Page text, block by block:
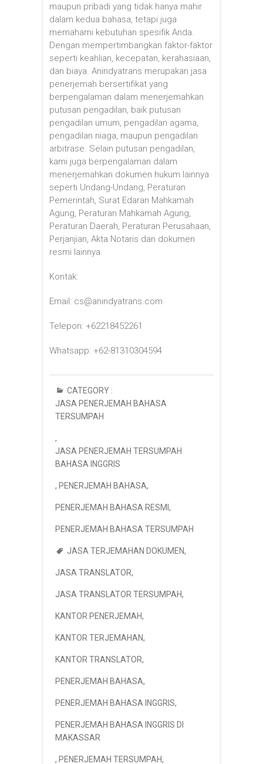
maupun pribadi yang tidak hanya mahir
dalam kedua bahasa, tetapi juga
memahami kebutuhan spesifik Anda.
Dengan mempertimbangkan faktor-faktor
seperti keahlian, kecepatan, kerahasiaan,
dan biaya. Anindyatrans merupakan jasa
penerjemah bersertifikat yang
berpengalaman dalam menerjemahkan
putusan pengadilan, baik putusan
pengadilan umum, pengadilan agama,
pengadilan niaga, maupun pengadilan
arbitrase. Selain putusan pengadilan,
kami juga berpengalaman dalam
menerjemahkan dokumen hukum lainnya
seperti Undang-Undang, Peraturan
Pemerintah, Surat Edaran Mahkamah
Agung, Peraturan Mahkamah Agung,
Peraturan Daerah, Peraturan Perusahaan,
Perjanjian, Akta Notaris dan dokumen
resmi lainnya.
Kontak:
Email: cs@anindyatrans.com
Telepon: +62218452261
Whatsapp: +62-81310304594
CATEGORY :
JASA PENERJEMAH BAHASA
TERSUMPAH
,
JASA PENERJEMAH TERSUMPAH
BAHASA INGGRIS
, PENERJEMAH BAHASA,
PENERJEMAH BAHASA RESMI ,
PENERJEMAH BAHASA TERSUMPAH
JASA TERJEMAHAN DOKUMEN,
JASA TRANSLATOR,
JASA TRANSLATOR TERSUMPAH,
KANTOR PENERJEMAH,
KANTOR TERJEMAHAN,
KANTOR TRANSLATOR,
PENERJEMAH BAHASA,
PENERJEMAH BAHASA INGGRIS,
PENERJEMAH BAHASA INGGRIS DI
MAKASSAR
, PENERJEMAH TERSUMPAH,